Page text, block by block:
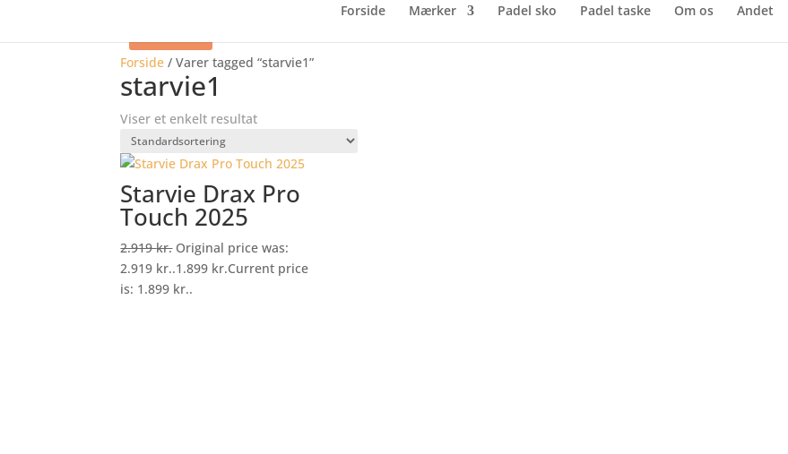
Forside Mærker Padel sko Padel taske Om os Andet
Forside /Varer tagged “starvie1”
starvie1
Viser et enkelt resultat
Starvie Drax Pro
Touch 2025
2.919kr. Original price was:
2.919 kr..1.899 kr.Current price
is: 1.899 kr..